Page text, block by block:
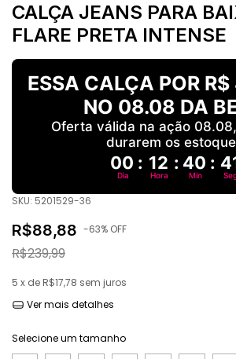
CALÇA JEANS PARA
FLARE PRETA INTENSE
ESSA CALÇA POR
NO 08.08 DA
Oferta válida na ação
durarem os
00 : 12 : 40 :
Dia Hora Min
SKU: 5201529-36
R$88,88 -63% OFF
R$239,99
5 x de R$17,78 sem juros
Ver mais detalhes
Selecione um tamanho